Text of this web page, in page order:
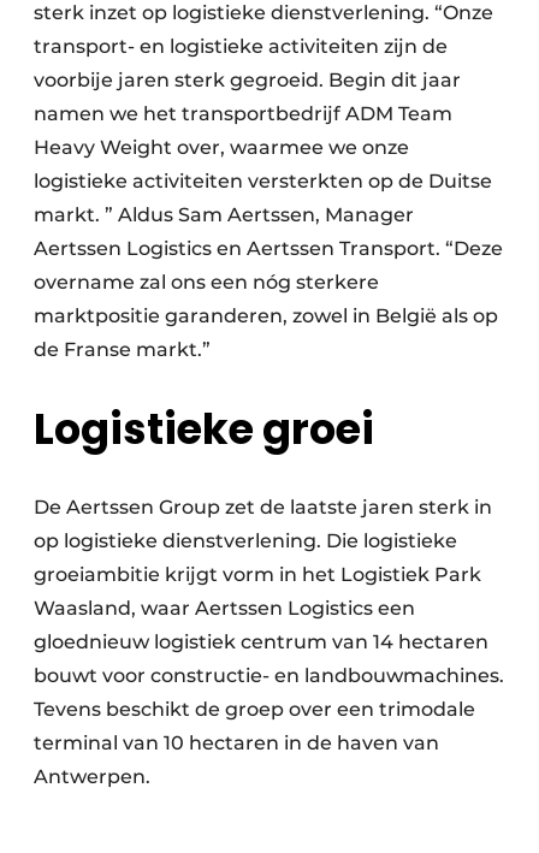
sterk inzet op logistieke dienstverlening. “Onze
transport- en logistieke activiteiten zijn de
voorbije jaren sterk gegroeid. Begin dit jaar
namen we het transportbedrijf ADM Team
Heavy Weight over, waarmee we onze
logistieke activiteiten versterkten op de Duitse
markt. ” Aldus Sam Aertssen, Manager
Aertssen Logistics en Aertssen Transport. “Deze
overname zal ons een nóg sterkere
marktpositie garanderen, zowel in België als op
de Franse markt.”
Logistieke groei
De Aertssen Group zet de laatste jaren sterk in
op logistieke dienstverlening. Die logistieke
groeiambitie krijgt vorm in het Logistiek Park
Waasland, waar Aertssen Logistics een
gloednieuw logistiek centrum van 14 hectaren
bouwt voor constructie- en landbouwmachines.
Tevens beschikt de groep over een trimodale
terminal van 10 hectaren in de haven van
Antwerpen.